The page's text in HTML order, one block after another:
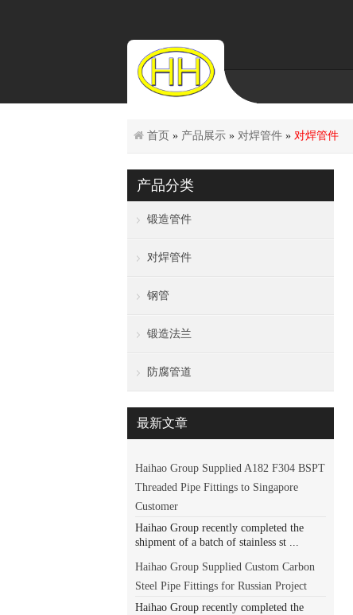
首页 » 产品展示 » 对焊管件 » 对焊管件
产品分类
锻造管件
对焊管件
钢管
锻造法兰
防腐管道
最新文章
Haihao Group Supplied A182 F304 BSPT
Threaded Pipe Fittings to Singapore
Customer
Haihao Group recently completed the
shipment of a batch of stainless st ...
Haihao Group Supplied Custom Carbon
Steel Pipe Fittings for Russian Project
Haihao Group recently completed the